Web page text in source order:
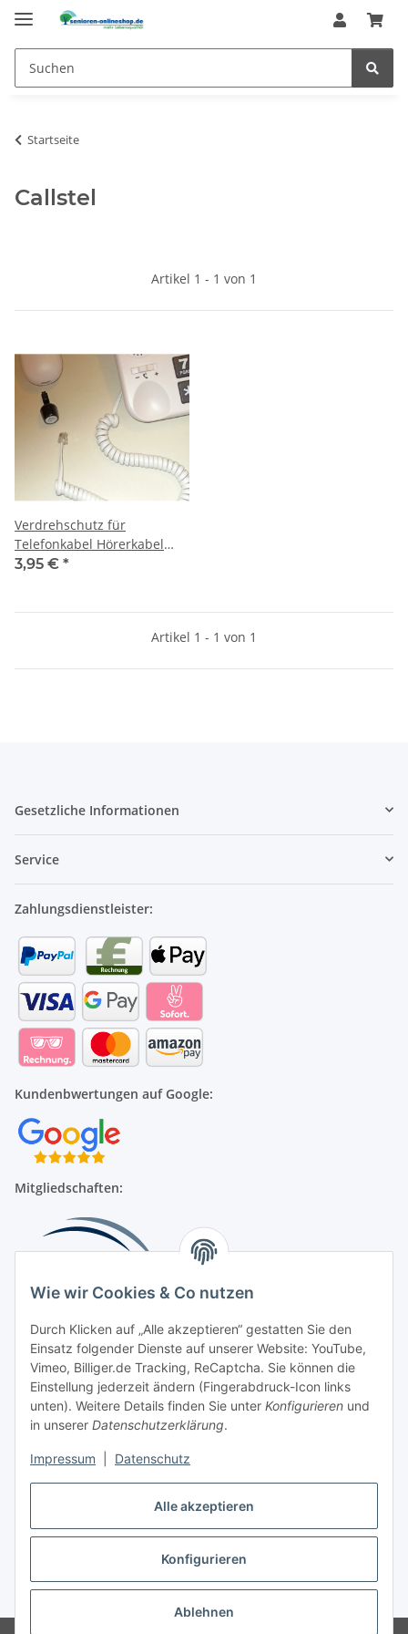
Alle akzeptieren
Konfigurieren
Ablehnen
Wie wir Cookies & Co nutzen
Durch Klicken auf „Alle akzeptieren“ gestatten Sie den
Einsatz folgender Dienste auf unserer Website: YouTube,
Vimeo, Billiger.de Tracking, ReCaptcha. Sie können die
Einstellung jederzeit ändern (Fingerabdruck-Icon links
unten). Weitere Details finden Sie unter Konfigurieren und
in unserer Datenschutzerklärung.
Impressum Datenschutz
Startseite
Callstel
Artikel 1 - 1 von 1
Verdrehschutz für
Telefonkabel Hörerkabel
Telefonschnur Entwirrer
3,95 € *
Artikel 1 - 1 von 1
Gesetzliche Informationen
Service
Zahlungsdienstleister:
Kundenbwertungen auf Google:
Mitgliedschaften:
Beliebte Kategorien
Kompressionsversorgung
* Alle Preise inkl. gesetzlicher USt., zzgl.Versand